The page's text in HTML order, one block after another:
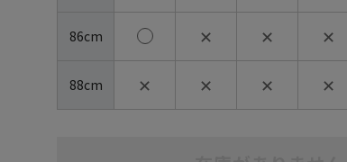
86cm ✕ ✕ ✕
88cm ✕ ✕ ✕ ✕